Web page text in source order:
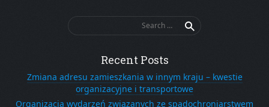
Search
for:
Recent Posts
Zmiana adresu zamieszkania w innym kraju – kwestie
organizacyjne i transportowe
Organizacja wydarzeń związanych ze spadochroniarstwem